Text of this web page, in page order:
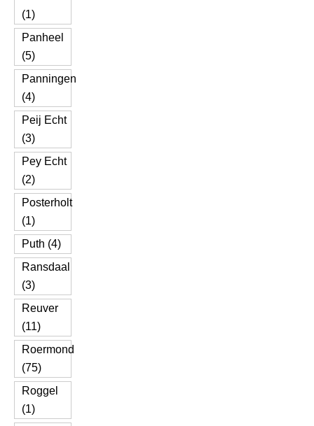
(1)
Panheel
(5)
Panningen
(4)
Peij Echt
(3)
Pey Echt
(2)
Posterholt
(1)
Puth (4)
Ransdaal
(3)
Reuver
(11)
Roermond
(75)
Roggel
(1)